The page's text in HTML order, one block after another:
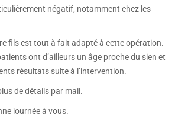
négatif, notamment chez les
fils est tout à fait adapté à cette opération.
ont d’ailleurs un âge proche du sien et
résultats suite à l’intervention.
de détails par mail.
journée à vous.